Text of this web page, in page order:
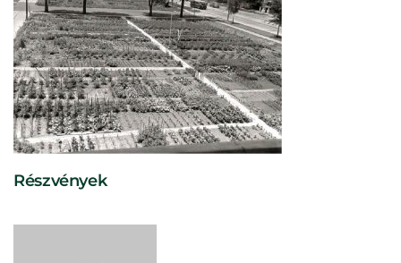
Részvények